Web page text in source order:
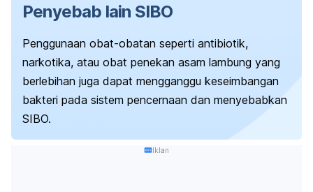
Penyebab lain SIBO
Penggunaan obat-obatan seperti antibiotik,
narkotika, atau obat penekan asam lambung yang
berlebihan juga dapat mengganggu keseimbangan
bakteri pada sistem pencernaan dan menyebabkan
SIBO.
Iklan